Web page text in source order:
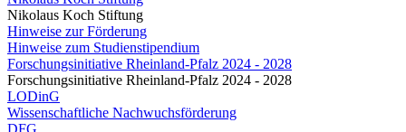
Nikolaus Koch Stiftung
Hinweise zur Förderung
Hinweise zum Studienstipendium
Forschungsinitiative Rheinland-Pfalz 2024 - 2028
Forschungsinitiative Rheinland-Pfalz 2024 - 2028
LODinG
Wissenschaftliche Nachwuchsförderung
DFG